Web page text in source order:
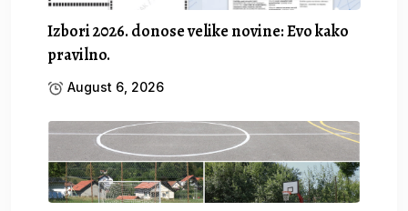
Izbori 2026. donose velike novine: Evo kako
pravilno.
August 6, 2026